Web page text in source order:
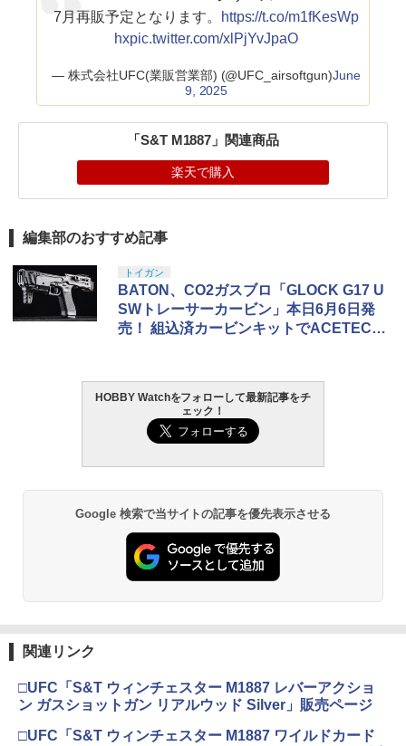
7月再販予定となります。
https://t.co/m1fKesWp
hxpic.twitter.com/xlPjYvJpaO
— 株式会社UFC(業販営業部) (@UFC_airsoftgun)June
9, 2025
「S&T M1887」関連商品
楽天で購入
編集部のおすすめ記事
トイガン
BATON、CO2ガスブロ「GLOCK G17 U
SWトレーサーカービン」本日6月6日発
売！ 組込済カービンキットでACETECH
HOBBY Watchをフォローして最新記事をチ
ェック！
Google 検索で当サイトの記事を優先表示させる
関連リンク
□UFC「S&T ウィンチェスター M1887 レバーアクショ
ン ガスショットガン リアルウッド Silver」販売ページ
□UFC「S&T ウィンチェスター M1887 ワイルドカード